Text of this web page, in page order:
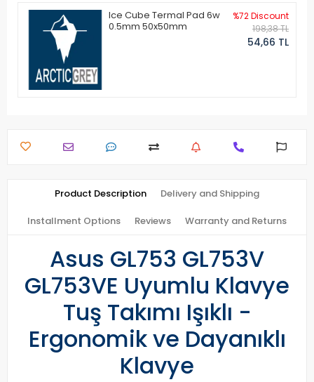
Ice Cube Termal Pad 6w
0.5mm 50x50mm
%72 Discount
198,38 TL
54,66 TL
Product Description Delivery and Shipping
Installment Options Reviews Warranty and Returns
Asus GL753 GL753V
GL753VE Uyumlu Klavye
Tuş Takımı Işıklı -
Ergonomik ve Dayanıklı
Klavye